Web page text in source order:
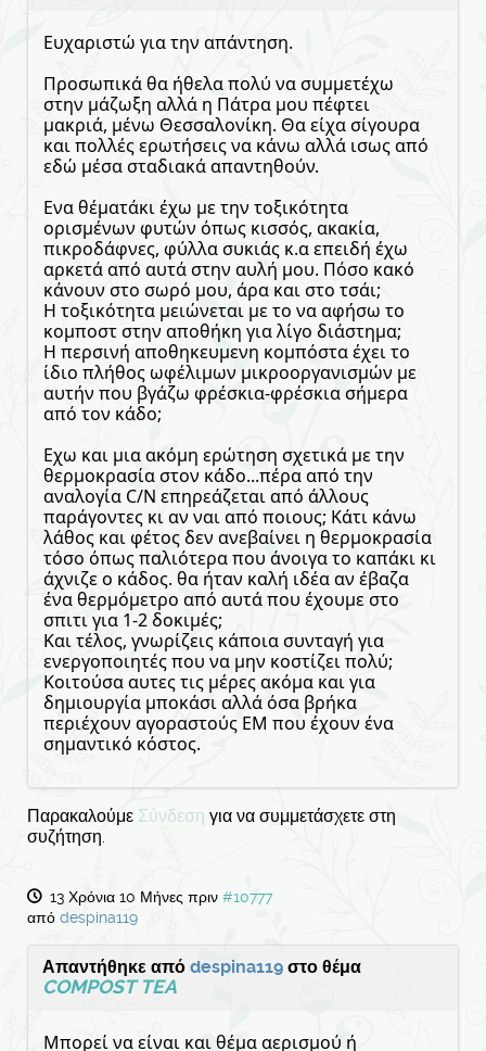
Ευχαριστώ για την απάντηση.
Προσωπικά θα ήθελα πολύ να συμμετέχω
στην μάζωξη αλλά η Πάτρα μου πέφτει
μακριά, μένω Θεσσαλονίκη. Θα είχα σίγουρα
και πολλές ερωτήσεις να κάνω αλλά ισως από
εδώ μέσα σταδιακά απαντηθούν.
Ενα θέματάκι έχω με την τοξικότητα
ορισμένων φυτών όπως κισσός, ακακία,
πικροδάφνες, φύλλα συκιάς κ.α επειδή έχω
αρκετά από αυτά στην αυλή μου. Πόσο κακό
κάνουν στο σωρό μου, άρα και στο τσάι;
Η τοξικότητα μειώνεται με το να αφήσω το
κομποστ στην αποθήκη για λίγο διάστημα;
Η περσινή αποθηκευμενη κομπόστα έχει το
ίδιο πλήθος ωφέλιμων μικροοργανισμών με
αυτήν που βγάζω φρέσκια-φρέσκια σήμερα
από τον κάδο;
Εχω και μια ακόμη ερώτηση σχετικά με την
θερμοκρασία στον κάδο...πέρα από την
αναλογία C/N επηρεάζεται από άλλους
παράγοντες κι αν ναι από ποιους; Κάτι κάνω
λάθος και φέτος δεν ανεβαίνει η θερμοκρασία
τόσο όπως παλιότερα που άνοιγα το καπάκι κι
άχνιζε ο κάδος. θα ήταν καλή ιδέα αν έβαζα
ένα θερμόμετρο από αυτά που έχουμε στο
σπιτι για 1-2 δοκιμές;
Και τέλος, γνωρίζεις κάποια συνταγή για
ενεργοποιητές που να μην κοστίζει πολύ;
Κοιτούσα αυτες τις μέρες ακόμα και για
δημιουργία μποκάσι αλλά όσα βρήκα
περιέχουν αγοραστούς ΕΜ που έχουν ένα
σημαντικό κόστος.
Παρακαλούμε Σύνδεση για να συμμετάσχετε στη
συζήτηση.
13 Χρόνια 10 Μήνες πριν #10777
από despina119
Απαντήθηκε από despina119 στο θέμα
COMPOST TEA
Μπορεί να είναι και θέμα αερισμού ή